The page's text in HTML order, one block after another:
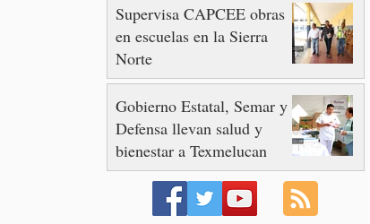
Supervisa CAPCEE obras
en escuelas en la Sierra
Norte
Gobierno Estatal, Semar y
Defensa llevan salud y
bienestar a Texmelucan